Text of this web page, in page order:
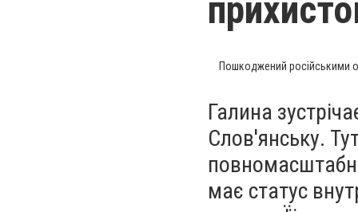
Пошкоджений російськими
Галина
Слов'янську.
має статус